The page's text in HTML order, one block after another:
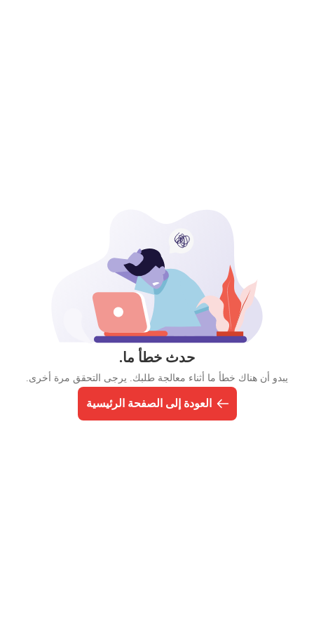
حدث خطأ ما.
يبدو أن هناك خطأ ما أثناء معالجة طلبك. يرجى التحقق مرة أخرى.
العودة إلى الصفحة الرئيسية